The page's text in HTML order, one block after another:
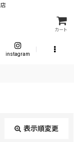
カート
instagram
表示順変更